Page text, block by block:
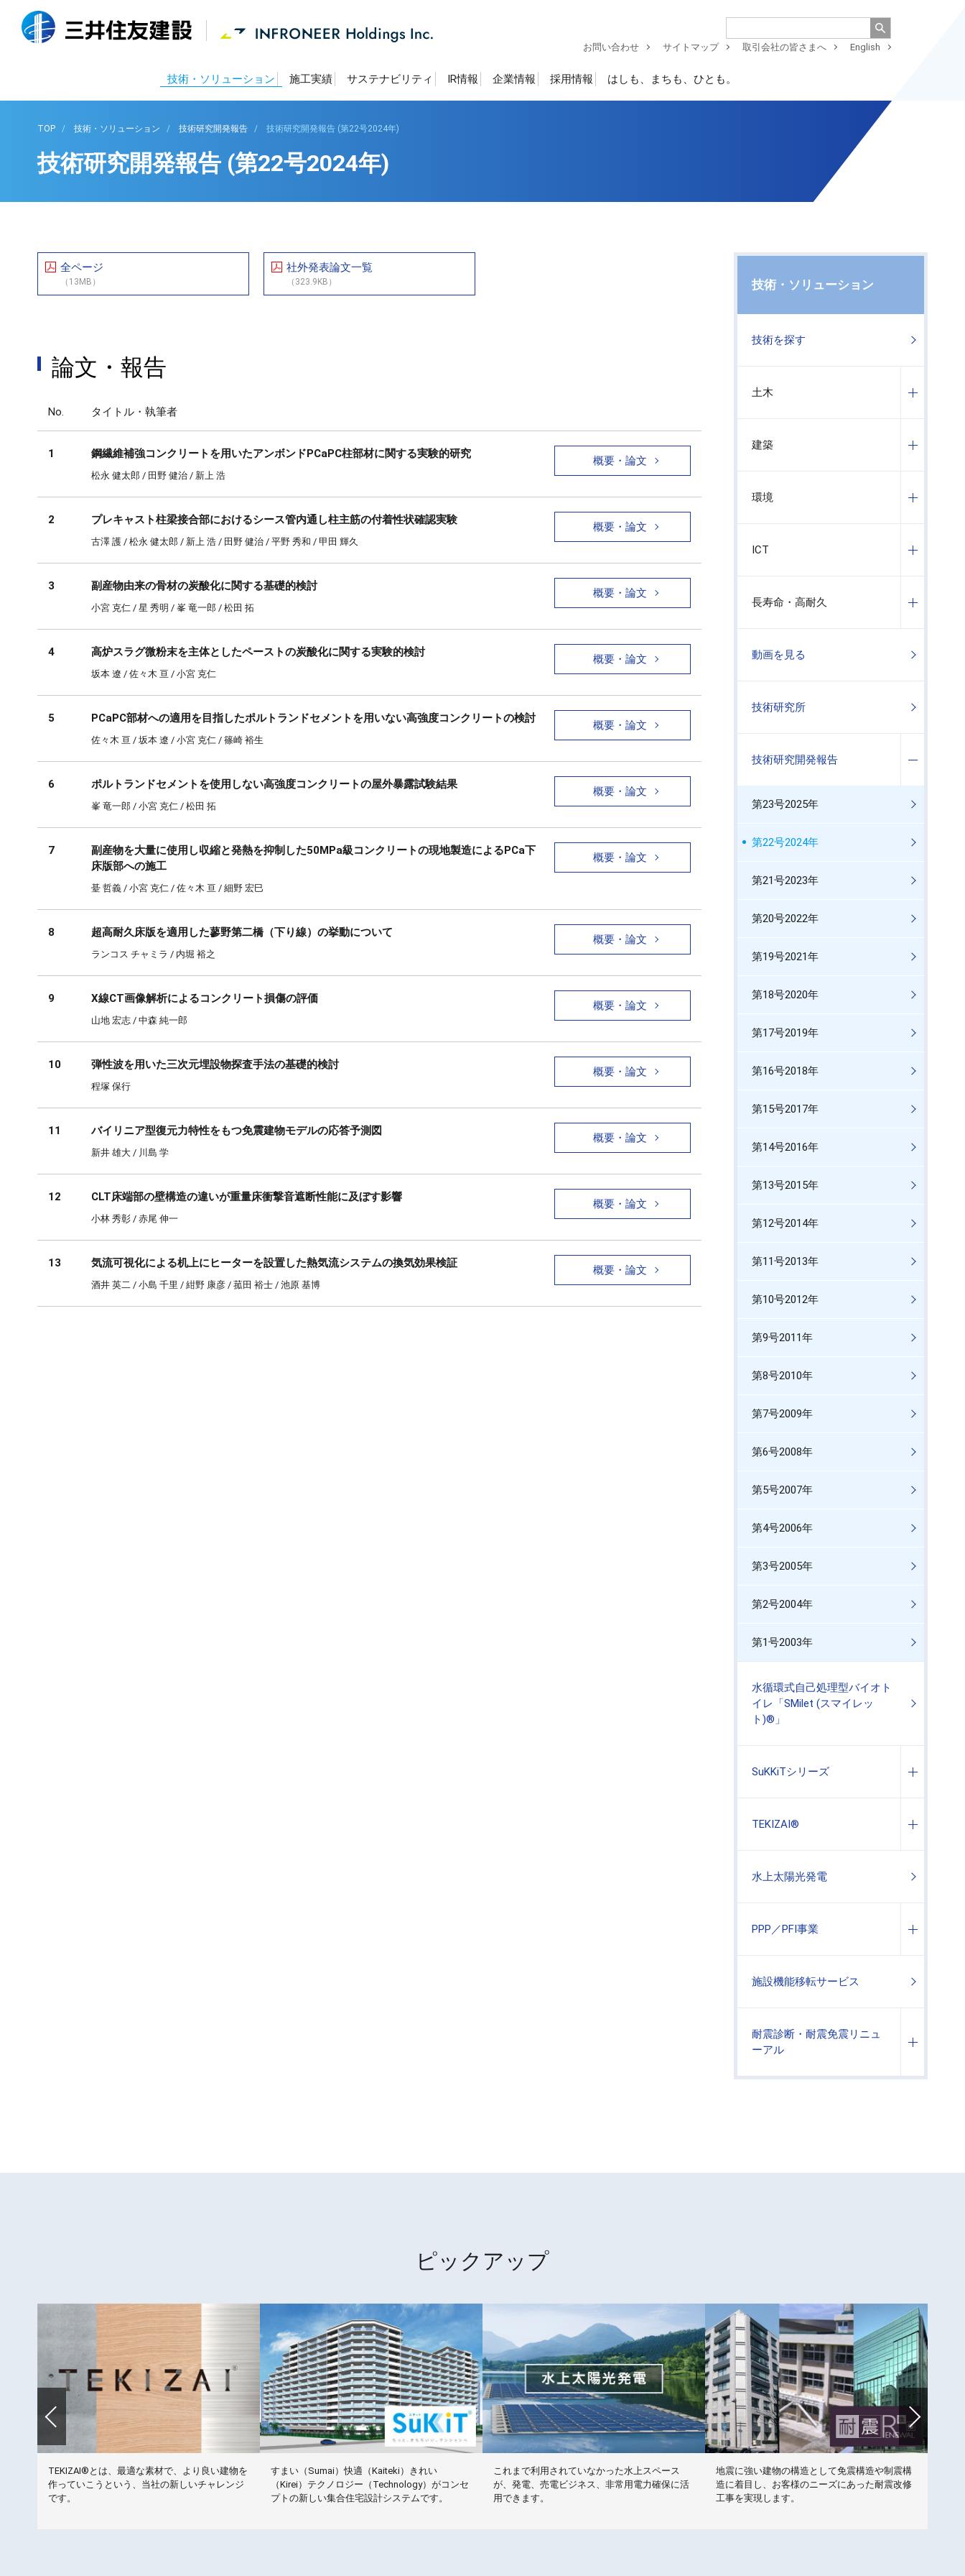
お問い合わせ サイトマップ 取引会社の皆さまへ English
技術・ソリューション 施工実績 サステナビリティ IR情報 企業情報 採用情報 はしも、まちも、ひとも。
TOP 技術・ソリューション 技術研究開発報告 技術研究開発報告 (第22号2024年)
技術研究開発報告 (第22号2024年)
全ページ
（13MB）
社外発表論文一覧
（323.9KB）
論文・報告
No. タイトル・執筆者
1 鋼繊維補強コンクリートを用いたアンボンドPCaPC柱部材に関する実験的研究
松永 健太郎 / 田野 健治 / 新上 浩
概要・論文
2 プレキャスト柱梁接合部におけるシース管内通し柱主筋の付着性状確認実験
古澤 護 / 松永 健太郎 / 新上 浩 / 田野 健治 / 平野 秀和 / 甲田 輝久
概要・論文
3 副産物由来の骨材の炭酸化に関する基礎的検討
小宮 克仁 / 星 秀明 / 峯 竜一郎 / 松田 拓
概要・論文
4 高炉スラグ微粉末を主体としたペーストの炭酸化に関する実験的検討
坂本 遼 / 佐々木 亘 / 小宮 克仁
概要・論文
5 PCaPC部材への適用を目指したポルトランドセメントを用いない高強度コンクリートの検討
佐々木 亘 / 坂本 遼 / 小宮 克仁 / 篠崎 裕生
概要・論文
6 ポルトランドセメントを使用しない高強度コンクリートの屋外暴露試験結果
峯 竜一郎 / 小宮 克仁 / 松田 拓
概要・論文
7
副産物を大量に使用し収縮と発熱を抑制した50MPa級コンクリートの現地製造によるPCa下
床版部への施工
䑓 哲義 / 小宮 克仁 / 佐々木 亘 / 細野 宏巳
概要・論文
8 超高耐久床版を適用した蓼野第二橋（下り線）の挙動について
ランコス チャミラ / 内堀 裕之
概要・論文
9 X線CT画像解析によるコンクリート損傷の評価
山地 宏志 / 中森 純一郎
概要・論文
10 弾性波を用いた三次元埋設物探査手法の基礎的検討
程塚 保行
概要・論文
11 バイリニア型復元力特性をもつ免震建物モデルの応答予測図
新井 雄大 / 川島 学
概要・論文
12 CLT床端部の壁構造の違いが重量床衝撃音遮断性能に及ぼす影響
小林 秀彰 / 赤尾 伸一
概要・論文
13 気流可視化による机上にヒーターを設置した熱気流システムの換気効果検証
酒井 英二 / 小島 千里 / 紺野 康彦 / 菰田 裕士 / 池原 基博
概要・論文
技術・ソリューション
技術を探す
土木
建築
環境
ICT
長寿命・高耐久
動画を見る
技術研究所
技術研究開発報告
第23号2025年
第22号2024年
第21号2023年
第20号2022年
第19号2021年
第18号2020年
第17号2019年
第16号2018年
第15号2017年
第14号2016年
第13号2015年
第12号2014年
第11号2013年
第10号2012年
第9号2011年
第8号2010年
第7号2009年
第6号2008年
第5号2007年
第4号2006年
第3号2005年
第2号2004年
第1号2003年
水循環式自己処理型バイオト
イレ「SMilet (スマイレッ
ト)®」
SuKKiTシリーズ
TEKIZAI®
水上太陽光発電
PPP／PFI事業
施設機能移転サービス
耐震診断・耐震免震リニュ
ーアル
ピックアップ
TEKIZAI®とは、最適な素材で、より良い建物を
作っていこうという、当社の新しいチャレンジ
です。
すまい（Sumai）快適（Kaiteki）きれい
（Kirei）テクノロジー（Technology）がコンセ
プトの新しい集合住宅設計システムです。
これまで利用されていなかった水上スペース
が、発電、売電ビジネス、非常用電力確保に活
用できます。
地震に強い建物の構造として免震構造や制震構
造に着目し、お客様のニーズにあった耐震改修
工事を実現します。